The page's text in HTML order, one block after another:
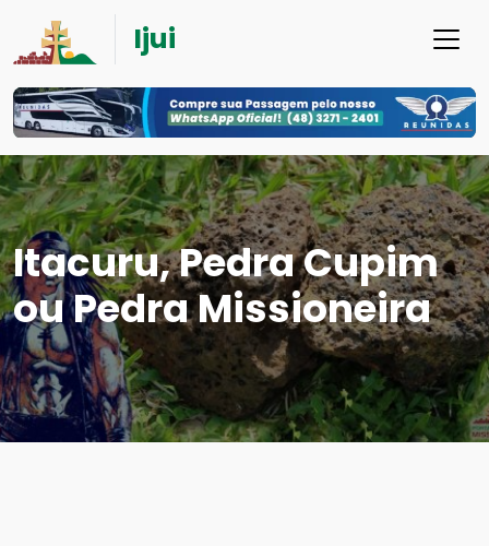
Ijui
Itacuru, Pedra Cupim
ou Pedra Missioneira